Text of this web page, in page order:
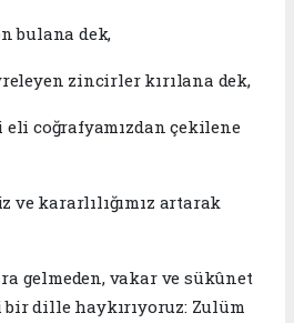
bulana dek,
zincirler kırılana dek,
coğrafyamızdan çekilene
ve kararlılığımız artarak
gelmeden, vakar ve sükûnet
dille haykırıyoruz: Zulüm